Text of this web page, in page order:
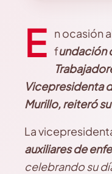
E n ocasión
fundación
Vicepresidenta
Murillo, reiteró
La
auxiliares de
celebrando su